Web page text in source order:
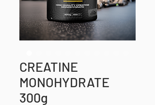
CREATINE
MONOHYDRATE
300g